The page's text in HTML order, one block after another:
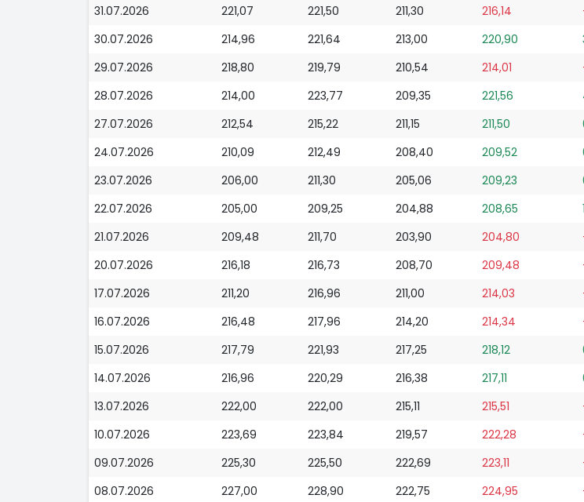
31.07.2026
221,07 221,50 211,30 216,14
30.07.2026
214,96 221,64 213,00 220,90
29.07.2026
218,80 219,79 210,54 214,01
28.07.2026
214,00 223,77 209,35 221,56
27.07.2026
212,54 215,22 211,15 211,50
24.07.2026
210,09 212,49 208,40 209,52
23.07.2026
206,00 211,30 205,06 209,23
22.07.2026
205,00 209,25 204,88 208,65
21.07.2026
209,48 211,70 203,90 204,80
20.07.2026
216,18 216,73 208,70 209,48
17.07.2026
211,20 216,96 211,00 214,03
16.07.2026
216,48 217,96 214,20 214,34
15.07.2026
217,79 221,93 217,25 218,12
14.07.2026
216,96 220,29 216,38 217,11
13.07.2026
222,00 222,00 215,11 215,51
10.07.2026
223,69 223,84 219,57 222,28
09.07.2026
225,30 225,50 222,69 223,11
08.07.2026
227,00 228,90 222,75 224,95